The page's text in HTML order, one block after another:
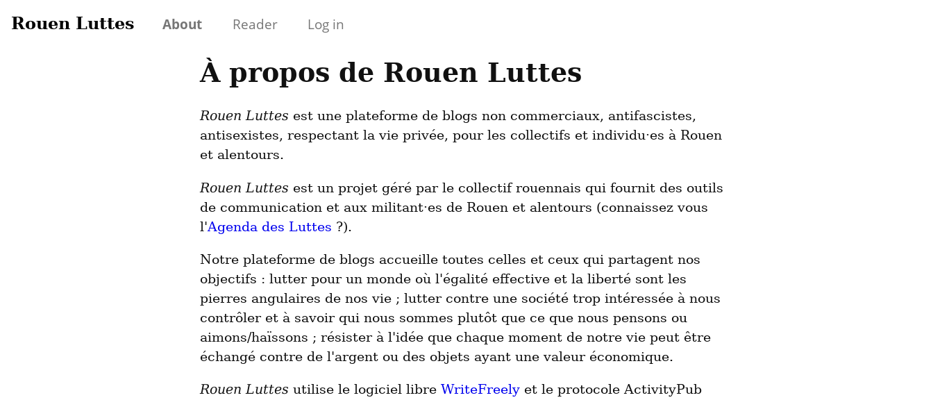
Rouen Luttes About Reader Log in
À propos de Rouen Luttes
Rouen Luttes est une plateforme de blogs non commerciaux, antifascistes,
antisexistes, respectant la vie privée, pour les collectifs et individu·es à Rouen
et alentours.
Rouen Luttes est un projet géré par le collectif rouennais qui fournit des outils
de communication et aux militant·es de Rouen et alentours (connaissez vous
l'Agenda des Luttes ?).
Notre plateforme de blogs accueille toutes celles et ceux qui partagent nos
objectifs : lutter pour un monde où l'égalité effective et la liberté sont les
pierres angulaires de nos vie ; lutter contre une société trop intéressée à nous
contrôler et à savoir qui nous sommes plutôt que ce que nous pensons ou
aimons/haïssons ; résister à l'idée que chaque moment de notre vie peut être
échangé contre de l'argent ou des objets ayant une valeur économique.
Rouen Luttes utilise le logiciel libre WriteFreely et le protocole ActivityPub